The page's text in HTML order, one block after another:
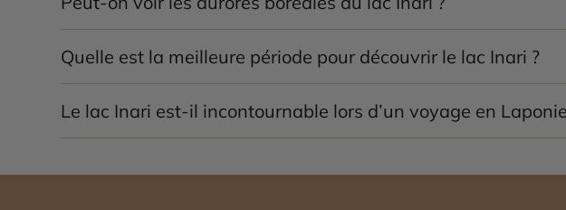
à vivre.
Quelle est la meilleure période pour découvrir le lac Inari ?
Le lac Inari est-il incontournable lors d’un voyage en